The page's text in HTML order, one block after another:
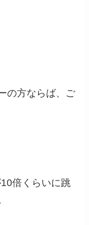
の方ならば、ご
倍くらいに跳